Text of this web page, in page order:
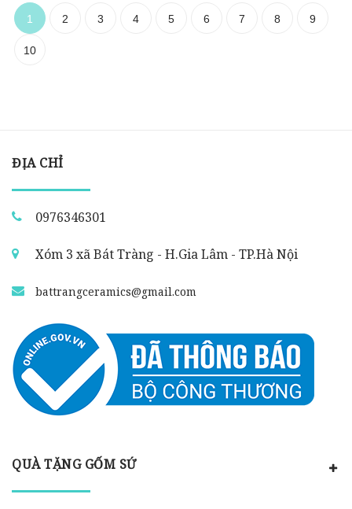
1 2 3 4 5 6 7 8 9
10
ĐỊA CHỈ
0976346301
Xóm 3 xã Bát Tràng - H.Gia Lâm - TP.Hà Nội
battrangceramics@gmail.com
QUÀ TẶNG GỐM SỨ